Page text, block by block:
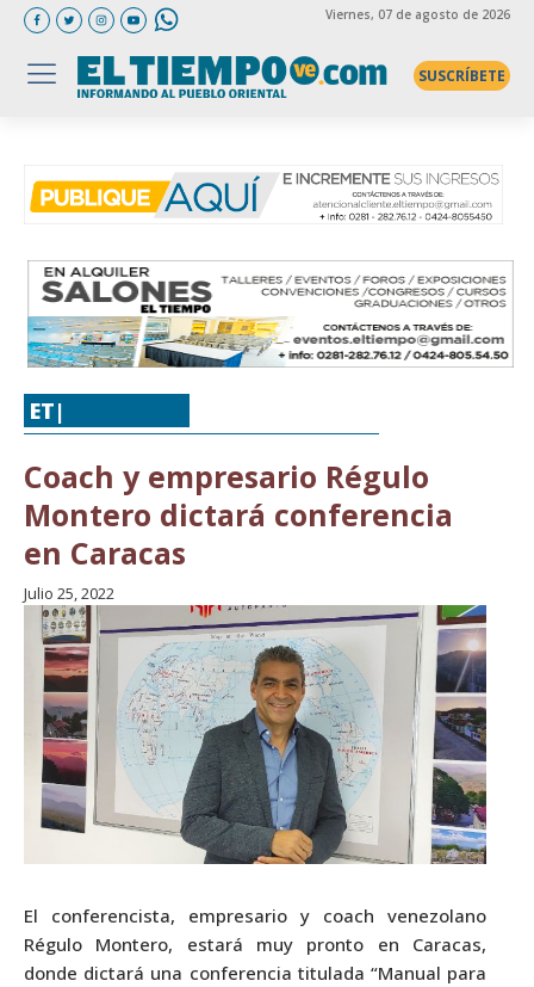
Viernes, 07 de agosto de 2026
SUSCRÍBETE
ET|
Coach y empresario Régulo
Montero dictará conferencia
en Caracas
Julio 25, 2022
El conferencista, empresario y coach venezolano
Régulo Montero, estará muy pronto en Caracas,
donde dictará una conferencia titulada “Manual para